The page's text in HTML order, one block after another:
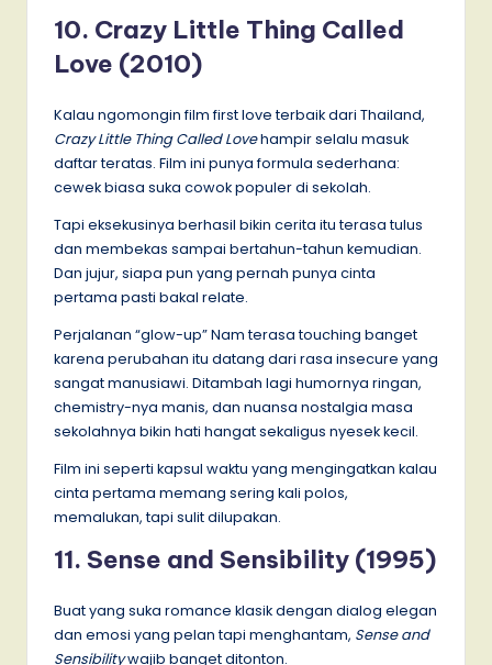
10. Crazy Little Thing Called
Love (2010)
Kalau ngomongin film first love terbaik dari Thailand,
Crazy Little Thing Called Lovehampir selalu masuk
daftar teratas. Film ini punya formula sederhana:
cewek biasa suka cowok populer di sekolah.
Tapi eksekusinya berhasil bikin cerita itu terasa tulus
dan membekas sampai bertahun-tahun kemudian.
Dan jujur, siapa pun yang pernah punya cinta
pertama pasti bakal relate.
Perjalanan “glow-up” Nam terasa touching banget
karena perubahan itu datang dari rasa insecure yang
sangat manusiawi. Ditambah lagi humornya ringan,
chemistry-nya manis, dan nuansa nostalgia masa
sekolahnya bikin hati hangat sekaligus nyesek kecil.
Film ini seperti kapsul waktu yang mengingatkan kalau
cinta pertama memang sering kali polos,
memalukan, tapi sulit dilupakan.
11. Sense and Sensibility (1995)
Buat yang suka romance klasik dengan dialog elegan
dan emosi yang pelan tapi menghantam, Sense and
Sensibilitywajib banget ditonton.